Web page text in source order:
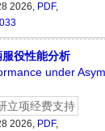
2026, PDF,
役性能分析
under
立项经费支持
2026, PDF,